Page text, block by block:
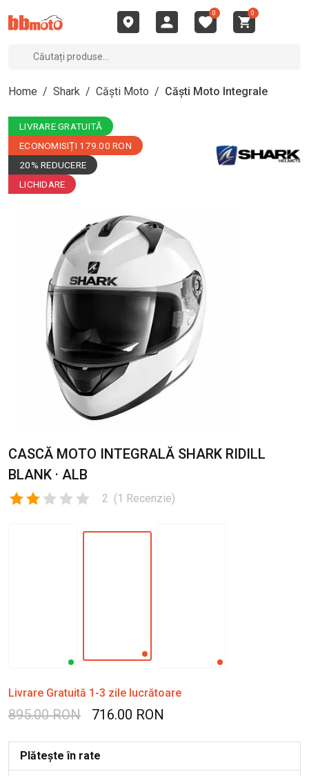
0 0
Home / Shark / Căști Moto / Căști Moto Integrale
LIVRARE GRATUITĂ
ECONOMISIȚI 179.00 RON
20% REDUCERE
LICHIDARE
CASCĂ MOTO INTEGRALĂ SHARK RIDILL
BLANK · ALB
2 (1 Recenzie)
Livrare Gratuită 1-3 zile lucrătoare
895.00 RON 716.00 RON
Plătește în rate